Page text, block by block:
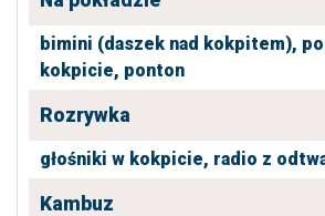
bimini (daszek nad kokpitem),
kokpicie, ponton
Rozrywka
głośniki w kokpicie, radio z
Kambuz